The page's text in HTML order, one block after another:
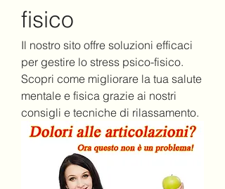
fisico
Il nostro sito offre soluzioni efficaci
per gestire lo stress psico-fisico.
Scopri come migliorare la tua salute
mentale e fisica grazie ai nostri
consigli e tecniche di rilassamento.